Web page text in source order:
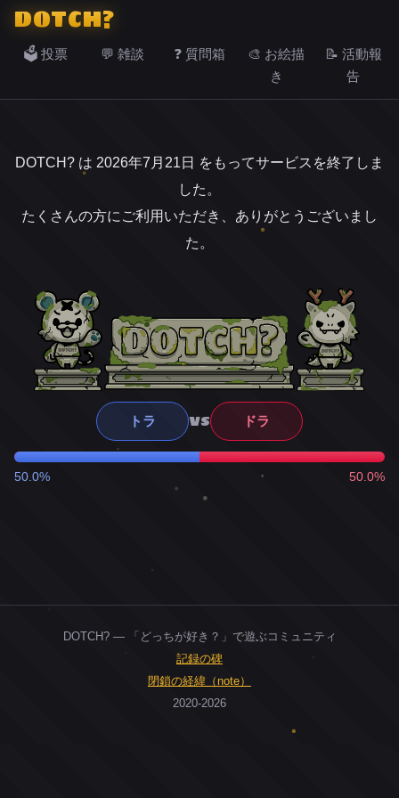
DOTCH?
🗳️ 投票 💬 雑談 ❓ 質問箱
🎨 お絵描
き
📝 活動報
告
DOTCH? は 2026年7月21日 をもってサービスを終了しま
した。
たくさんの方にご利用いただき、ありがとうございまし
た。
トラ VS ドラ
50.0% 50.0%
DOTCH? — 「どっちが好き？」で遊ぶコミュニティ
記録の碑
閉鎖の経緯（note）
2020-2026